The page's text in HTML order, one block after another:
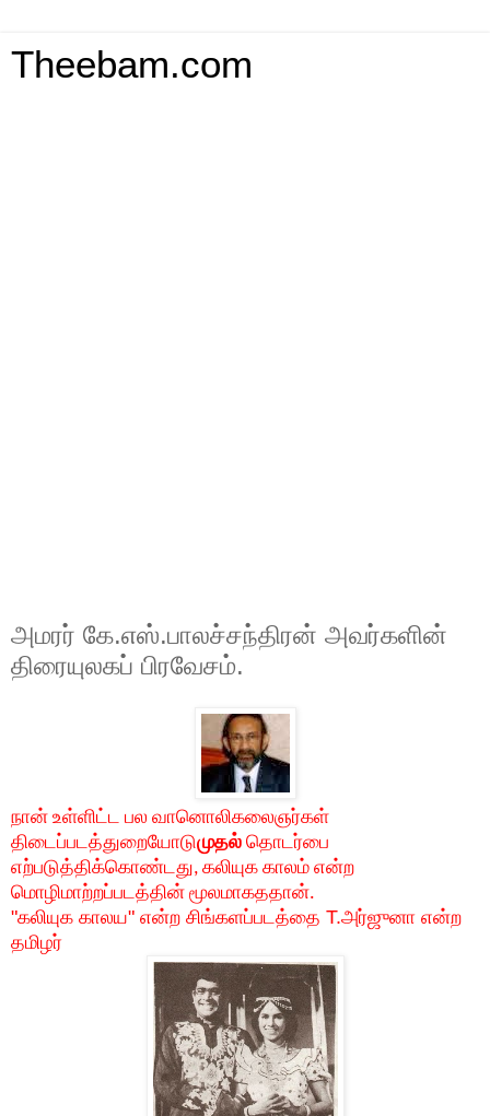
Theebam.com
அமரர் கே.எஸ்.பாலச்சந்திரன் அவர்களின்
திரையுலகப் பிரவேசம்.
நான் உள்ளிட்ட பல வானொலிகலைஞர்கள்
திடைப்படத்துறையோடுமுதல் தொடர்பை
எற்படுத்திக்கொண்டது, கலியுக காலம் என்ற
மொழிமாற்றப்படத்தின் மூலமாகததான்.
"கலியுக காலய" என்ற சிங்களப்படத்தை T.அர்ஜுனா என்ற
தமிழர்